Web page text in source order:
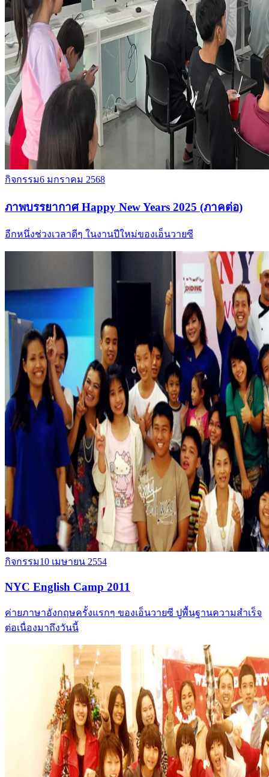
กิจกรรม6 มกราคม 2568
ภาพบรรยากาศ Happy New Years 2025 (ภาคต่อ)
อีกหนึ่งช่วงเวลาดีๆ ในงานปีใหม่ของเอ็นวายซี
กิจกรรม10 เมษายน 2554
NYC English Camp 2011
ค่ายภาษาอังกฤษครั้งแรกๆ ของเอ็นวายซี ปูพื้นฐานความสำเร็จ
ต่อเนื่องมาถึงวันนี้